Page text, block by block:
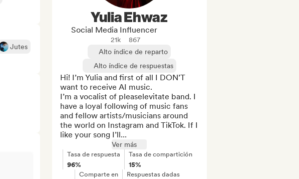
Jutes
Yulia Ehwaz
Social Media Influencer
21k
867
Alto índice de reparto
Alto índice de respuestas
Hi! I’m Yulia and first of all I DON’T
want to receive AI music.
I’m a vocalist of pleaselevitate band. I
have a loyal following of music fans
and fellow artists/musicians around
the world on Instagram and TikTok. If I
like your song I’ll...
Ver más
Tasa de respuesta
96%
Tasa de compartición
15%
Comparte en Respuestas dadas